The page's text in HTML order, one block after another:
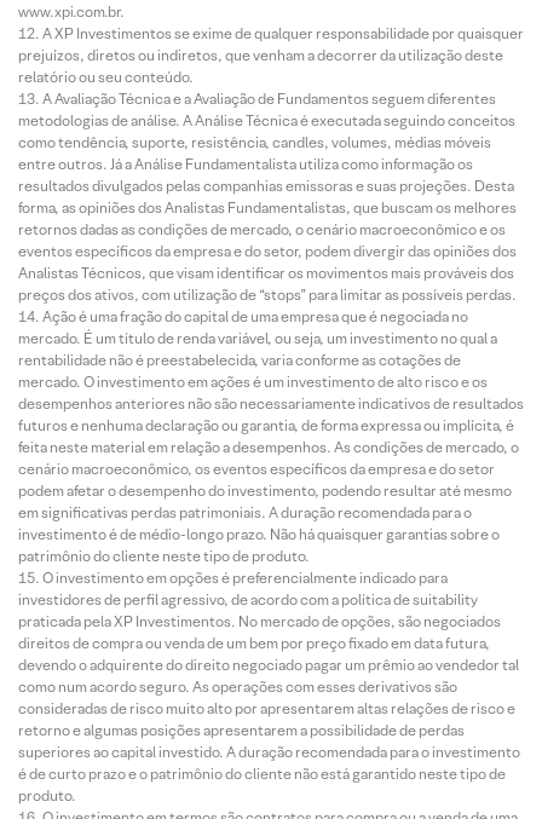
www.xpi.com.br.
A XP Investimentos se exime de qualquer responsabilidade por quaisquer
prejuízos, diretos ou indiretos, que venham a decorrer da utilização deste
relatório ou seu conteúdo.
A Avaliação Técnica e a Avaliação de Fundamentos seguem diferentes
metodologias de análise. A Análise Técnica é executada seguindo conceitos
como tendência, suporte, resistência, candles, volumes, médias móveis
entre outros. Já a Análise Fundamentalista utiliza como informação os
resultados divulgados pelas companhias emissoras e suas projeções. Desta
forma, as opiniões dos Analistas Fundamentalistas, que buscam os melhores
retornos dadas as condições de mercado, o cenário macroeconômico e os
eventos específicos da empresa e do setor, podem divergir das opiniões dos
Analistas Técnicos, que visam identificar os movimentos mais prováveis dos
preços dos ativos, com utilização de “stops” para limitar as possíveis perdas.
Ação é uma fração do capital de uma empresa que é negociada no
mercado. É um título de renda variável, ou seja, um investimento no qual a
rentabilidade não é preestabelecida, varia conforme as cotações de
mercado. O investimento em ações é um investimento de alto risco e os
desempenhos anteriores não são necessariamente indicativos de resultados
futuros e nenhuma declaração ou garantia, de forma expressa ou implícita, é
feita neste material em relação a desempenhos. As condições de mercado, o
cenário macroeconômico, os eventos específicos da empresa e do setor
podem afetar o desempenho do investimento, podendo resultar até mesmo
em significativas perdas patrimoniais. A duração recomendada para o
investimento é de médio-longo prazo. Não há quaisquer garantias sobre o
patrimônio do cliente neste tipo de produto.
O investimento em opções é preferencialmente indicado para
investidores de perfil agressivo, de acordo com a política de suitability
praticada pela XP Investimentos. No mercado de opções, são negociados
direitos de compra ou venda de um bem por preço fixado em data futura,
devendo o adquirente do direito negociado pagar um prêmio ao vendedor tal
como num acordo seguro. As operações com esses derivativos são
consideradas de risco muito alto por apresentarem altas relações de risco e
retorno e algumas posições apresentarem a possibilidade de perdas
superiores ao capital investido. A duração recomendada para o investimento
é de curto prazo e o patrimônio do cliente não está garantido neste tipo de
produto.